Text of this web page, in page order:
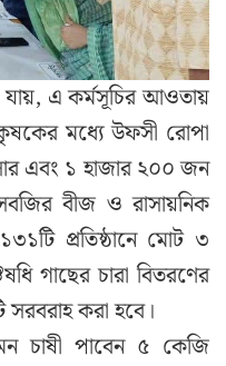
এ কর্মসূচির আওতায়
মধ্যে উফসী রোপা
এবং ১ হাজার ২০০ জন
বীজ ও রাসায়নিক
প্রতিষ্ঠানে মোট ৩
গাছের চারা বিতরণের
সরবরাহ করা হবে।
চাষী পাবেন ৫ কেজি